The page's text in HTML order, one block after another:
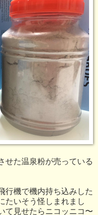
せた温泉粉が売っている
行機で機内持ち込みした
たいそう怪しまれまし
て見せたらニコッニコ〜